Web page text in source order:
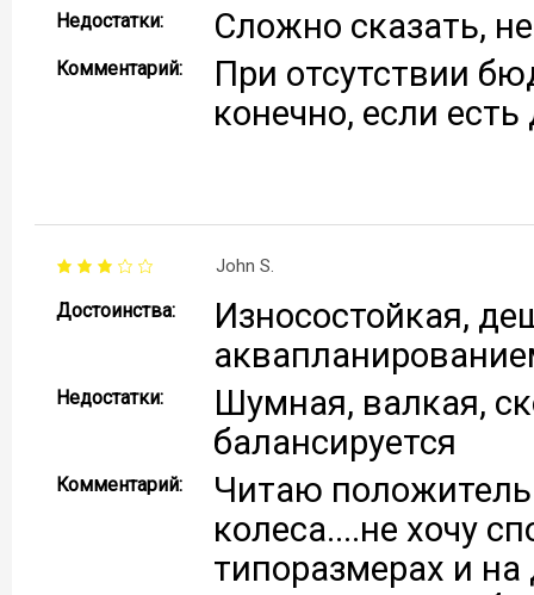
Недостатки: Сложно сказать,
Комментарий:
При отсутствии
конечно, если
John S.
Достоинства:
Износостойкая,
Недостатки:
Шумная, валкая,
балансируется
Комментарий:
Читаю
колеса....не хочу
типоразмерах и на